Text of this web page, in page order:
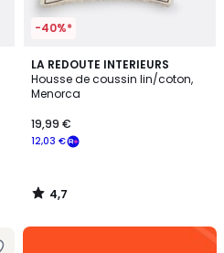
-40%*
LA REDOUTE INTERIEURS
Housse de coussin lin/coton,
Menorca
12,03 €
19,99 €
4,7
/ 5
4,7
/
Alma